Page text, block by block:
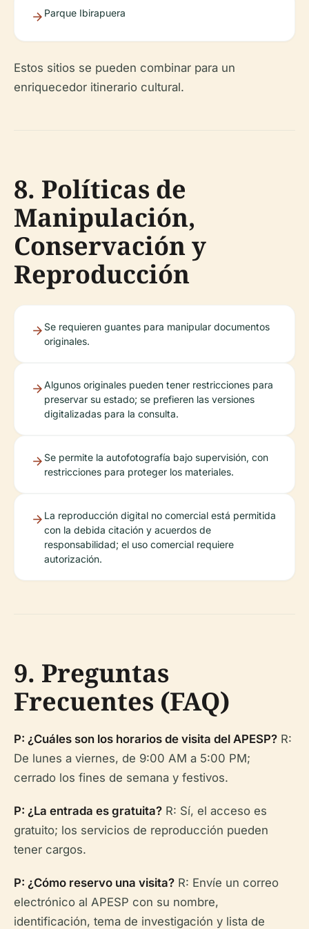
Parque Ibirapuera
Estos sitios se pueden combinar para un
enriquecedor itinerario cultural.
8. Políticas de
Manipulación,
Conservación y
Reproducción
Se requieren guantes para manipular documentos
originales.
Algunos originales pueden tener restricciones para
preservar su estado; se prefieren las versiones
digitalizadas para la consulta.
Se permite la autofotografía bajo supervisión, con
restricciones para proteger los materiales.
La reproducción digital no comercial está permitida
con la debida citación y acuerdos de
responsabilidad; el uso comercial requiere
autorización.
9. Preguntas
Frecuentes (FAQ)
P: ¿Cuáles son los horarios de visita del APESP? R:
De lunes a viernes, de 9:00 AM a 5:00 PM;
cerrado los fines de semana y festivos.
P: ¿La entrada es gratuita? R: Sí, el acceso es
gratuito; los servicios de reproducción pueden
tener cargos.
P: ¿Cómo reservo una visita? R: Envíe un correo
electrónico al APESP con su nombre,
identificación, tema de investigación y lista de